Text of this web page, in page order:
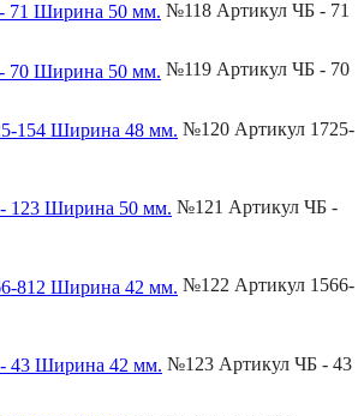
№118 Артикул ЧБ - 71
№119 Артикул ЧБ - 70
№120 Артикул 1725-
№121 Артикул ЧБ -
№122 Артикул 1566-
№123 Артикул ЧБ - 43